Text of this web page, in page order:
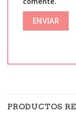
PRODUCTOS